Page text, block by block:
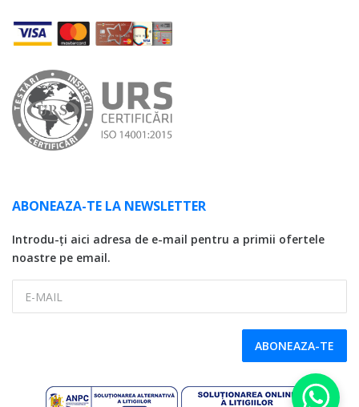
ABONEAZA-TE LA NEWSLETTER
Introdu-ți aici adresa de e-mail pentru a primii ofertele
noastre pe email.
ABONEAZA-TE